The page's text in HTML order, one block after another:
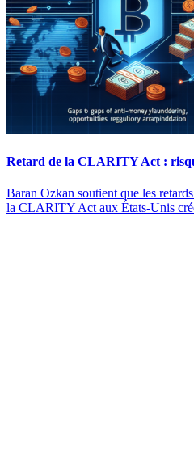
Retard de la CLARITY Act :
Baran Ozkan soutient que les
la CLARITY Act aux États-Unis